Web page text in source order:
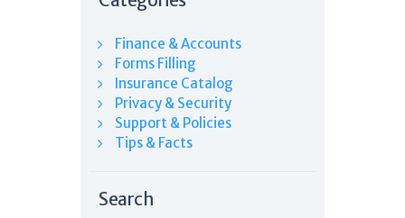
Finance & Accounts
Forms Filling
Insurance Catalog
Privacy & Security
Support & Policies
Tips & Facts
Search